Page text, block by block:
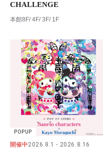
CHALLENGE
本館8F/ 4F/ 3F/ 1F
POPUP
開催中2026.8.1 2026.8.16